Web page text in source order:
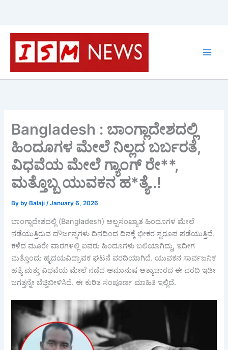
Skip
content
Bangladesh : ಬಾಂಗ್ಲಾದೇಶದಲ್ಲಿ
ಹಿಂದೂಗಳ ಮೇಲೆ ನಿಲ್ಲದ ಬರ್ಬರತೆ,
ವಿಧವೆಯ ಮೇಲೆ ಗ್ಯಾಂಗ್ ರೇ**,
ಮತ್ತೊಬ್ಬ ಯುವಕನ ಹ*ತ್ಯೆ..!
By by Balaji/January 6, 2026
ಬಾಂಗ್ಲಾದೇಶದಲ್ಲಿ (Bangladesh) ಅಲ್ಪಸಂಖ್ಯಾತ ಹಿಂದೂಗಳ ಮೇಲೆ
ನಡೆಯುತ್ತಿರುವ ದೌರ್ಜನ್ಯಗಳು ದಿನದಿಂದ ದಿನಕ್ಕೆ ಭೀಕರ ಸ್ವರೂಪ ಪಡೆಯುತ್ತಿವೆ.
ಕಳೆದ ಮೂರೇ ವಾರಗಳಲ್ಲಿ ಐವರು ಹಿಂದೂಗಳು ಬಲಿಯಾಗಿದ್ದು, ಇದೀಗ
ಮತ್ತೊಂದು ಹೃದಯವಿದ್ರಾವಕ ಘಟನೆ ವರದಿಯಾಗಿದೆ. ಯುವಕನ ಸಾರ್ವಜನಿಕ
ಹತ್ಯೆ ಮತ್ತು ವಿಧವೆಯ ಮೇಲೆ ನಡೆದ ಅಮಾನುಷ ಅತ್ಯಾಚಾರದ ಈ ವರದಿ ಇಡೀ
ಜಗತ್ತನ್ನೇ ಬೆಚ್ಚಿಬೀಳಿಸಿದೆ. ಈ ಕುರಿತ ಸಂಪೂರ್ಣ ಮಾಹಿತಿ ಇಲ್ಲಿದೆ.